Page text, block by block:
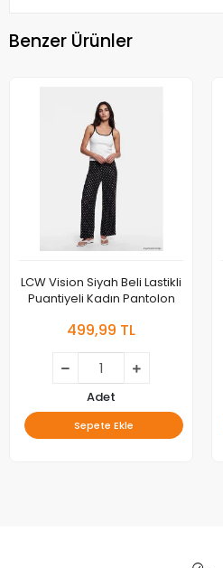
Benzer Ürünler
LCW Vision Siyah Beli Lastikli
Puantiyeli Kadın Pantolon
499,99 TL
Adet
Sepete Ekle